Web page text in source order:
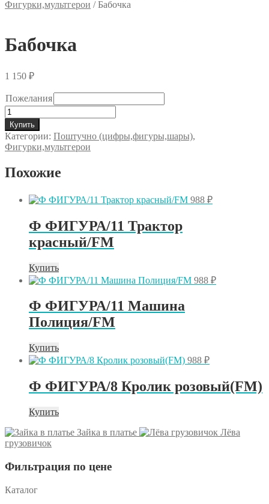
Фигурки,мультгерои /Бабочка
Бабочка
1 150 ₽
Пожелания
Количество
товара
Бабочка
Купить
Категории: Поштучно (цифры,фигуры,шары),
Фигурки,мультгерои
Похожие
988 ₽
Ф ФИГУРА/11 Трактор
красный/FM
Купить
988 ₽
Ф ФИГУРА/11 Машина
Полиция/FM
Купить
988 ₽
Ф ФИГУРА/8 Кролик розовый(FM)
Купить
Зайка в платье
Лёва
грузовичок
Фильтрация по цене
Каталог